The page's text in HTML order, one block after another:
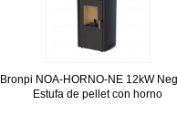
Bronpi NOA-HORNO-NE 12kW
Estufa de pellet con horno